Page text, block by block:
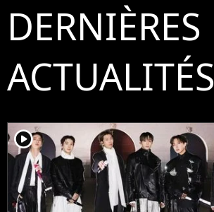
DERNIÈRES
ACTUALITÉS
player2